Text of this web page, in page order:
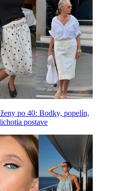
po 40: Bodky, popelín,
postave